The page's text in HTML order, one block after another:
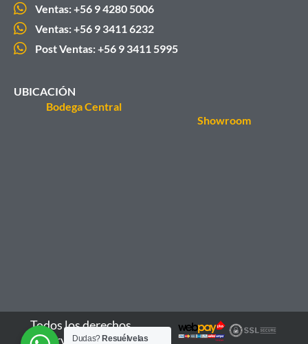
Ventas: +56 9 4280 5006
Ventas: +56 9 3411 6232
Post Ventas: +56 9 3411 5995
UBICACIÓN
Bodega Central
Showroom
Todos los derechos
reservados - 2026
Dudas? Resuélvelas